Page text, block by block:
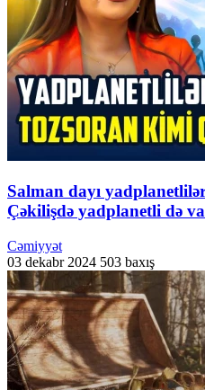
Salman dayı
Çəkilişdə yadplanetli də
Cəmiyyət
03 dekabr 2024 503 baxış